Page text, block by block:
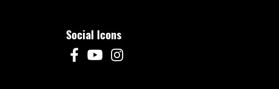
Social Icons